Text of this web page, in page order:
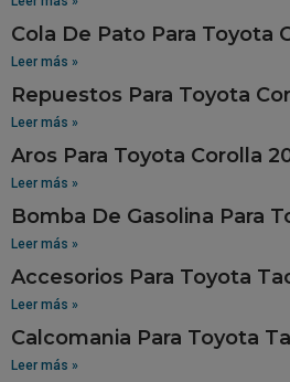
Cola De Pato Para Toyota
Leer más »
Repuestos Para Toyota
Leer más »
Aros Para Toyota Corolla
Leer más »
Bomba De Gasolina Para
Leer más »
Accesorios Para Toyota
Leer más »
Calcomania Para Toyota
Leer más »